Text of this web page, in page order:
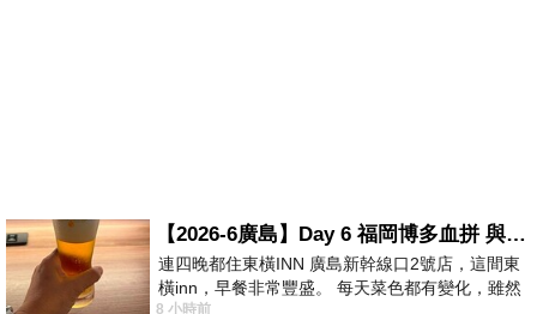
【2026-6廣島】Day 6 福岡博多血拼 與機場接送少年司機深夜對談
連四晚都住東橫INN 廣島新幹線口2號店，這間東
橫inn，早餐非常豐盛。 每天菜色都有變化，雖然
8 小時前